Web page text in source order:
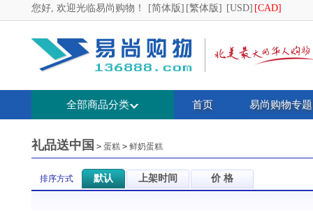
您好, 欢迎光临易尚购物！ [简体版] [繁体版] [USD] [CAD]
全部商品分类 首页 易尚购物专题
礼品送中国 > 蛋糕 > 鲜奶蛋糕
排序方式 默认 上架时间 价 格